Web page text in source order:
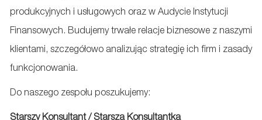
produkcyjnych i usługowych oraz w Audycie Instytucji
Finansowych. Budujemy trwałe relacje biznesowe z naszymi
klientami, szczegółowo analizując strategię ich firm i zasady
funkcjonowania.
Do naszego zespołu poszukujemy: